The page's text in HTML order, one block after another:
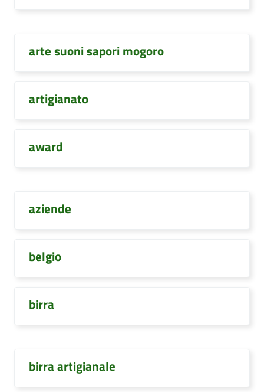
arte suoni sapori mogoro
artigianato
award
aziende
belgio
birra
birra artigianale